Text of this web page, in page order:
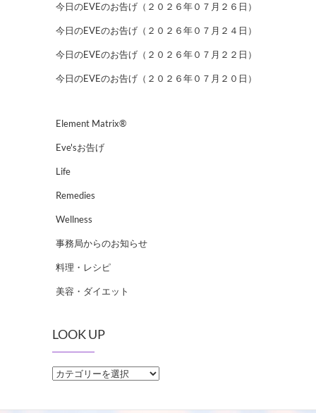
今日のEVEのお告げ（２０２６年０７月２６日）
今日のEVEのお告げ（２０２６年０７月２４日）
今日のEVEのお告げ（２０２６年０７月２２日）
今日のEVEのお告げ（２０２６年０７月２０日）
Element Matrix®
Eve'sお告げ
Life
Remedies
Wellness
事務局からのお知らせ
料理・レシピ
美容・ダイエット
LOOK UP
LOOK